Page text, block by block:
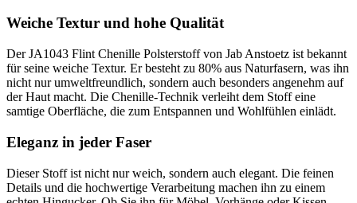
Weiche Textur und hohe Qualität
Der JA1043 Flint Chenille Polsterstoff von Jab Anstoetz ist bekannt
für seine weiche Textur. Er besteht zu 80% aus Naturfasern, was ihn
nicht nur umweltfreundlich, sondern auch besonders angenehm auf
der Haut macht. Die Chenille-Technik verleiht dem Stoff eine
samtige Oberfläche, die zum Entspannen und Wohlfühlen einlädt.
Eleganz in jeder Faser
Dieser Stoff ist nicht nur weich, sondern auch elegant. Die feinen
Details und die hochwertige Verarbeitung machen ihn zu einem